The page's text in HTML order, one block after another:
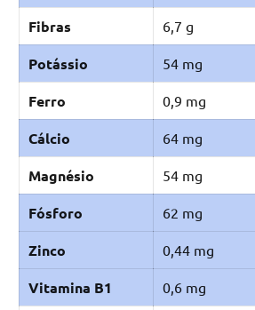
Fibras 6,7 g
Potássio 54 mg
Ferro 0,9 mg
Cálcio 64 mg
Magnésio 54 mg
Fósforo 62 mg
Zinco 0,44 mg
Vitamina B1 0,6 mg